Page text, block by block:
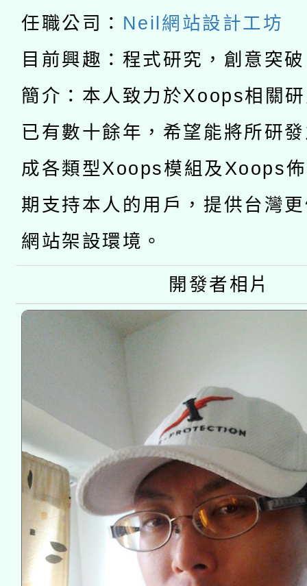
礎課程
A3數位素養講師名單
「數位內容與教學軟體
pilot」
有關大陸委員會函釋公
薪期間赴陸應申請許可
轉知經濟部水利署委託
業技術研究院辦理「
用水績優單位及節水達
動」
桃園市孔廟祈福系列
開 智慧啟航」
2026年桃園地景藝術
任職公司： Neil網站設計工坊
目前興趣：程式研究，創意突
簡介：本人致力於Xoops相關
已有數十餘年，希望能將所研
成各類型Xoops模組及Xoops
期支持本人的用戶，提供台灣
網站架設環境。
開發者相片